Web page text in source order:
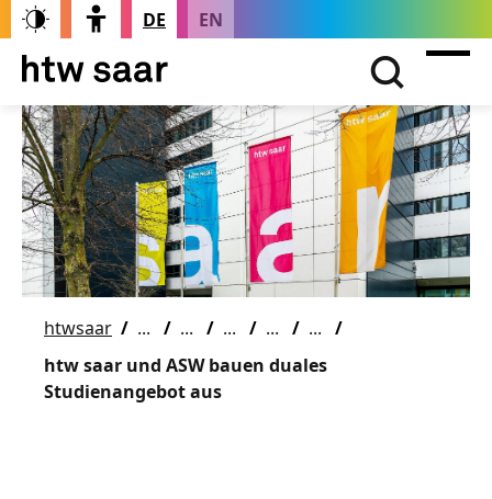
DE EN
htwsaar
htw saar und ASW bauen duales
Studienangebot aus